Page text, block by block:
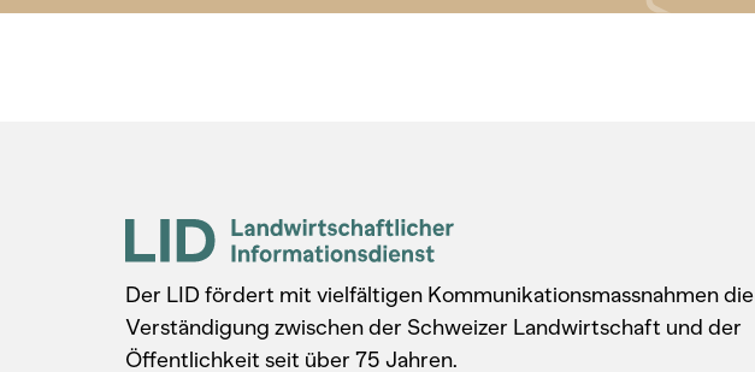
Der LID fördert mit vielfältigen Kommunikationsmassnahmen die
Verständigung zwischen der Schweizer Landwirtschaft und der
Öffentlichkeit seit über 75 Jahren.